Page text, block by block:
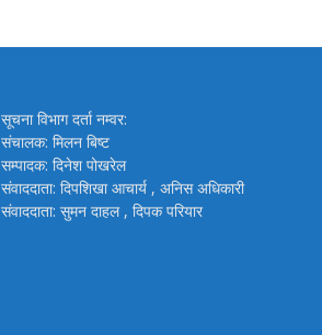
सूचना विभाग दर्ता नम्वर:
संचालक: मिलन बिष्ट
सम्पादक: दिनेश पोखरेल
संवाददाता: दिपशिखा आचार्य , अनिस अधिकारी
संवाददाता: सुमन दाहल , दिपक परियार